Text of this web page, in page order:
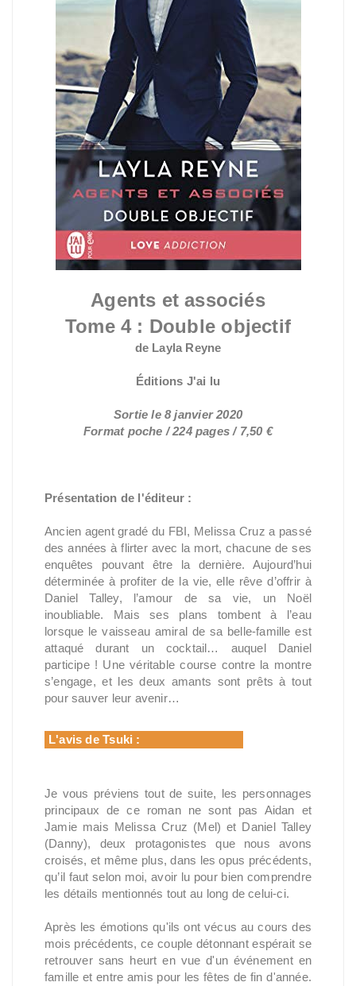
Agents et associés
Tome 4 : Double objectif
de Layla Reyne
Éditions J'ai lu
Sortie le 8 janvier 2020
Format poche / 224 pages / 7,50 €
Présentation de l'éditeur :
Ancien agent gradé du FBI, Melissa Cruz a passé
des années à flirter avec la mort, chacune de ses
enquêtes pouvant être la dernière. Aujourd’hui
déterminée à profiter de la vie, elle rêve d’offrir à
Daniel Talley, l’amour de sa vie, un Noël
inoubliable. Mais ses plans tombent à l’eau
lorsque le vaisseau amiral de sa belle-famille est
attaqué durant un cocktail… auquel Daniel
participe ! Une véritable course contre la montre
s’engage, et les deux amants sont prêts à tout
pour sauver leur avenir…
L'avis de Tsuki :
Je vous préviens tout de suite, les personnages
principaux de ce roman ne sont pas Aidan et
Jamie mais Melissa Cruz (Mel) et Daniel Talley
(Danny), deux protagonistes que nous avons
croisés, et même plus, dans les opus précédents,
qu’il faut selon moi, avoir lu pour bien comprendre
les détails mentionnés tout au long de celui-ci.
Après les émotions qu'ils ont vécus au cours des
mois précédents, ce couple détonnant espérait se
retrouver sans heurt en vue d'un événement en
famille et entre amis pour les fêtes de fin d'année.